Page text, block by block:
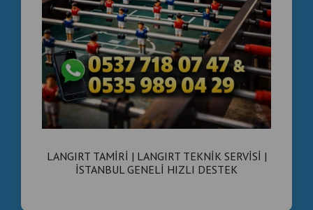
LANGIRT TAMİRİ | LANGIRT TEKNİK SERVİSİ |
İSTANBUL GENELİ HIZLI DESTEK